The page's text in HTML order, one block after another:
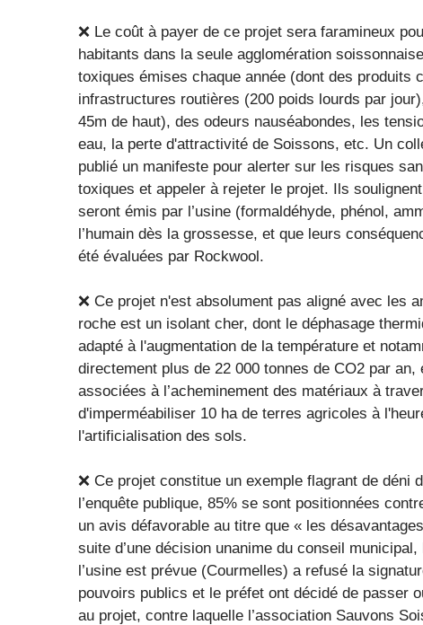
❌ Le coût à payer de ce projet sera faramineux
habitants dans la seule agglomération
toxiques émises chaque année (dont des produits
infrastructures routières (200 poids lourds par
45m de haut), des odeurs nauséabondes, les
eau, la perte d'attractivité de Soissons, etc. Un
publié un manifeste pour alerter sur les risques
toxiques et appeler à rejeter le projet. Ils
seront émis par l’usine (formaldéhyde, phénol,
l’humain dès la grossesse, et que leurs
été évaluées par Rockwool.
❌ Ce projet n'est absolument pas aligné avec les
roche est un isolant cher, dont le déphasage
adapté à l'augmentation de la température et
directement plus de 22 000 tonnes de CO2 par
associées à l’acheminement des matériaux à
d'imperméabiliser 10 ha de terres agricoles à
l'artificialisation des sols.
❌ Ce projet constitue un exemple flagrant de déni
l’enquête publique, 85% se sont positionnées
un avis défavorable au titre que « les
suite d’une décision unanime du conseil
l’usine est prévue (Courmelles) a refusé la
pouvoirs publics et le préfet ont décidé de passer
au projet, contre laquelle l’association Sauvons